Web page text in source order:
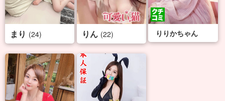
まり (24) りん (22) りりかちゃん